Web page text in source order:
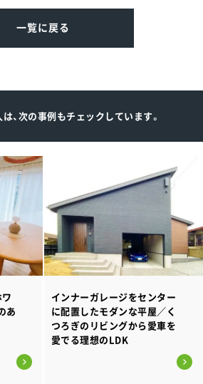
一覧に戻る
、次の事例もチェックしています。
あ
インナーガレージをセンター
に配置したモダンな平屋／く
つろぎのリビングから愛車を
愛でる理想のLDK